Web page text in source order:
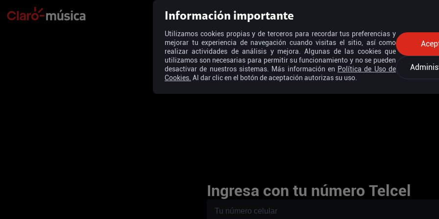
Ingresa con tu número Telcel
Información importante
Utilizamos cookies propias y de terceros para recordar tus preferencias y
mejorar tu experiencia de navegación cuando visitas el sitio, así como
realizar actividades de análisis y mejora. Algunas de las cookies que
utilizamos son necesarias para permitir su funcionamiento y no se pueden
desactivar de nuestros sistemas. Más información en Política de Uso de
Cookies. Al dar clic en el botón de aceptación autorizas su uso.